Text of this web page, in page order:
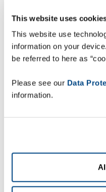
This website uses
This website use
information on your
be referred to here as
Please see our Data
information.
Visibilitet
förbli
I takt med att